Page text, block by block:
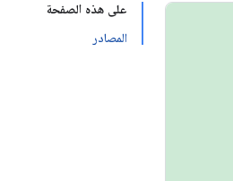
على هذه الصفحة
المصادر